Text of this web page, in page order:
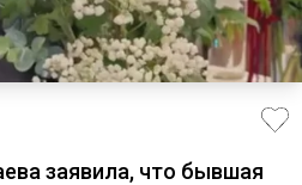
заявила, что бывшая